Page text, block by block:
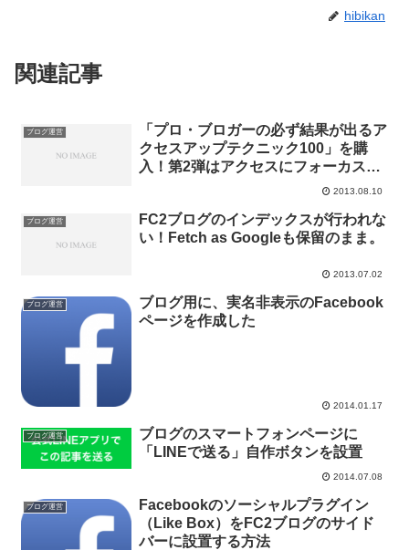
hibikan
関連記事
ブログ運営
「プロ・ブロガーの必ず結果が出るア
クセスアップテクニック100」を購
入！第2弾はアクセスにフォーカスし
2013.08.10
ブログ運営
FC2ブログのインデックスが行われな
い！Fetch as Googleも保留のまま。
2013.07.02
ブログ運営
ブログ用に、実名非表示のFacebook
ページを作成した
2014.01.17
ブログ運営
ブログのスマートフォンページに
「LINEで送る」自作ボタンを設置
2014.07.08
ブログ運営
Facebookのソーシャルプラグイン
（Like Box）をFC2ブログのサイド
バーに設置する方法